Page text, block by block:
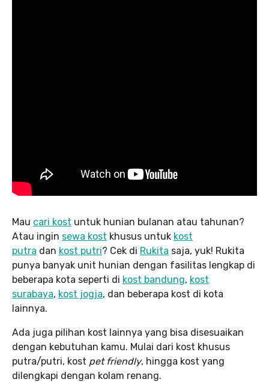
Mau cari kost untuk hunian bulanan atau tahunan?
Atau ingin sewa kost khusus untuk kost
putra dan kost putri? Cek di Rukita saja, yuk! Rukita
punya banyak unit hunian dengan fasilitas lengkap di
beberapa kota seperti di kost bandung, kost
surabaya, kost jogja, dan beberapa kost di kota
lainnya.
Ada juga pilihan kost lainnya yang bisa disesuaikan
dengan kebutuhan kamu. Mulai dari kost khusus
putra/putri, kost pet friendly, hingga kost yang
dilengkapi dengan kolam renang.